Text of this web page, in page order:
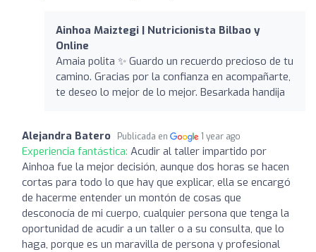
Ainhoa Maiztegi | Nutricionista Bilbao y
Online
Amaia polita ✨ Guardo un recuerdo precioso de tu
camino. Gracias por la confianza en acompañarte,
te deseo lo mejor de lo mejor. Besarkada handija
Alejandra Batero Publicada en 1 year ago
Experiencia fantástica: Acudir al taller impartido por
Ainhoa fue la mejor decisión, aunque dos horas se hacen
cortas para todo lo que hay que explicar, ella se encargó
de hacerme entender un montón de cosas que
desconocía de mi cuerpo, cualquier persona que tenga la
oportunidad de acudir a un taller o a su consulta, que lo
haga, porque es un maravilla de persona y profesional